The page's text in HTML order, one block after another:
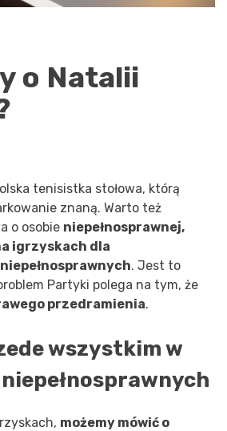
o Natalii
tenisistka stołowa, którą
znaną. Warto też
o osobie niepełnosprawnej,
igrzyskach dla
. Jest to
Partyki polega na tym, że
przedramienia.
wszystkim w
możemy mówić o